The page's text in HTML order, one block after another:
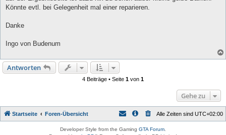
r
Könnte evtl. bei Gelegenheit mal einer reparieren.
Danke
Ingo von Budenum
Antworten
4 Beiträge • Seite 1 von 1
Gehe zu
Startseite Foren-Übersicht Alle Zeiten sind UTC+02:00
Developer Style from the Gaming GTA Forum